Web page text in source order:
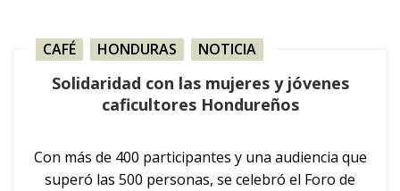
CAFÉ HONDURAS NOTICIA
Solidaridad con las mujeres y jóvenes
caficultores Hondureños
Con más de 400 participantes y una audiencia que
superó las 500 personas, se celebró el Foro de